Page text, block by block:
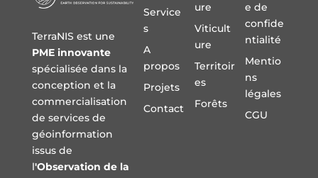
TerraNIS est une
PME innovante
spécialisée dans la
conception et la
commercialisation
de services de
géoinformation
issus de
l'Observation de la
Service
s
A
propos
Projets
Contact
ure
Viticult
ure
Territoir
es
Forêts
e de
confide
ntialité
Mentio
ns
légales
CGU